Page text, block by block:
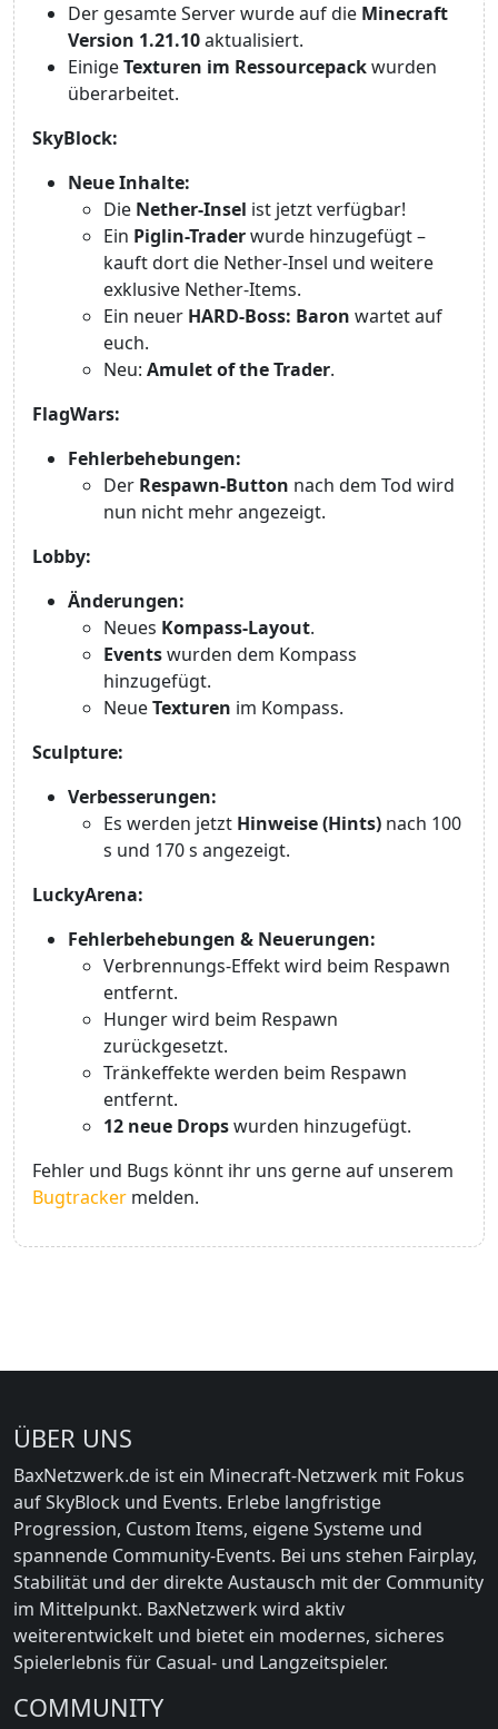
Der gesamte Server wurde auf die Minecraft
Version 1.21.10aktualisiert.
EinigeTexturen im Ressourcepackwurden
überarbeitet.
SkyBlock:
Neue Inhalte:
Die Nether-Insel ist jetzt verfügbar!
Ein Piglin-Traderwurde hinzugefügt –
kauft dort die Nether-Insel und weitere
exklusive Nether-Items.
Ein neuer HARD-Boss: Baron wartet auf
euch.
Neu: Amulet of the Trader.
FlagWars:
Fehlerbehebungen:
Der Respawn-Button nach dem Tod wird
nun nicht mehr angezeigt.
Lobby:
Änderungen:
Neues Kompass-Layout.
Eventswurden dem Kompass
hinzugefügt.
NeueTexturen im Kompass.
Sculpture:
Verbesserungen:
Es werden jetzt Hinweise (Hints) nach 100
s und 170 s angezeigt.
LuckyArena:
Fehlerbehebungen & Neuerungen:
Verbrennungs-Effekt wird beim Respawn
entfernt.
Hunger wird beim Respawn
zurückgesetzt.
Tränkeffekte werden beim Respawn
entfernt.
12 neue Dropswurden hinzugefügt.
Fehler und Bugs könnt ihr uns gerne auf unserem
Bugtracker melden.
ÜBER UNS
BaxNetzwerk.de ist ein Minecraft-Netzwerk mit Fokus
auf SkyBlock und Events. Erlebe langfristige
Progression, Custom Items, eigene Systeme und
spannende Community-Events. Bei uns stehen Fairplay,
Stabilität und der direkte Austausch mit der Community
im Mittelpunkt. BaxNetzwerk wird aktiv
weiterentwickelt und bietet ein modernes, sicheres
Spielerlebnis für Casual- und Langzeitspieler.
COMMUNITY